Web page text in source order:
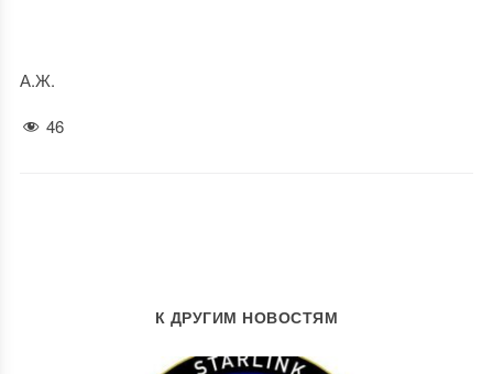
А.Ж.
46
К ДРУГИМ НОВОСТЯМ